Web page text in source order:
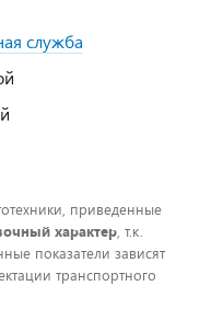
служба
приведенные
характер, т.к.
показатели зависят
транспортного